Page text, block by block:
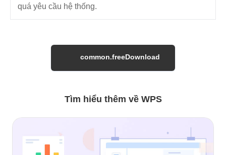
quá yêu cầu hệ thống.
common.freeDownload
Tìm hiểu thêm về WPS